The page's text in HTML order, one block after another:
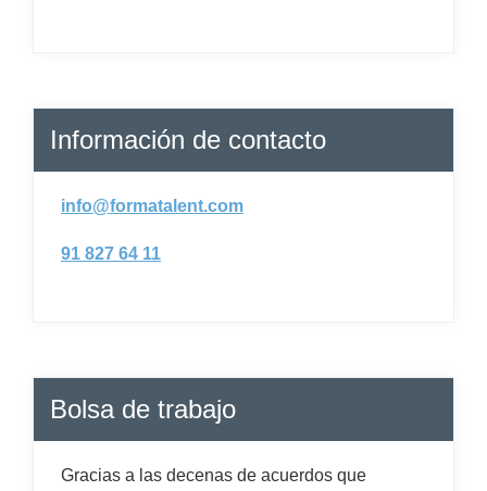
Información de contacto
info@formatalent.com
91 827 64 11
Bolsa de trabajo
Gracias a las decenas de acuerdos que